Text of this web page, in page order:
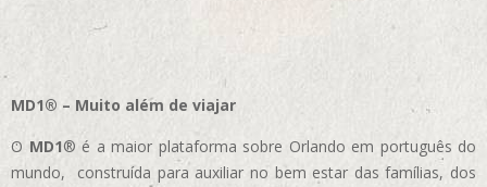
MD1® – Muito além de viajar
O MD1® é a maior plataforma sobre Orlando em português do
mundo, construída para auxiliar no bem estar das famílias, dos